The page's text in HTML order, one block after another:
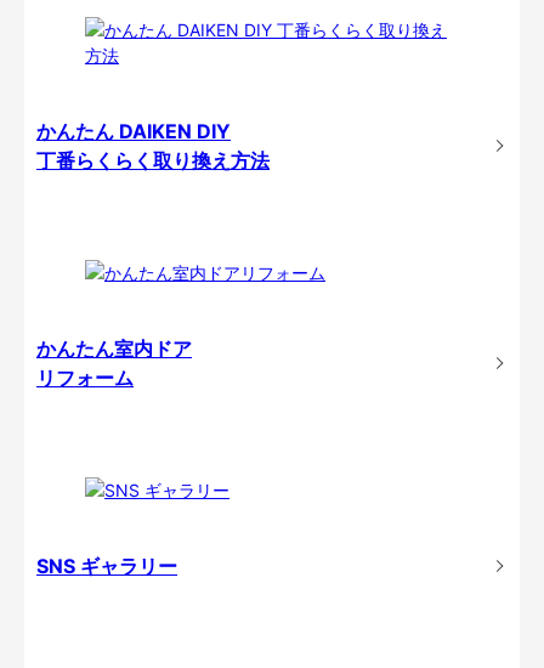
かんたん DAIKEN DIY
丁番らくらく取り換え方法
かんたん室内ドア
リフォーム
SNS ギャラリー